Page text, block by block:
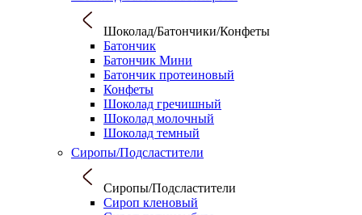
Шоколад/Батончики/Конфеты
Батончик
Батончик Мини
Батончик протеиновый
Конфеты
Шоколад гречишный
Шоколад молочный
Шоколад темный
Сиропы/Подсластители
Сиропы/Подсластители
Сироп кленовый